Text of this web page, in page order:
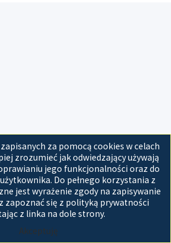
za pomocą cookies w celach
zrozumieć jak odwiedzający używają
jego funkcjonalności oraz do
Do pełnego korzystania z
jest wyrażenie zgody na zapisywanie
zapoznać się z polityką prywatności
z linka na dole strony.
Akceptuję